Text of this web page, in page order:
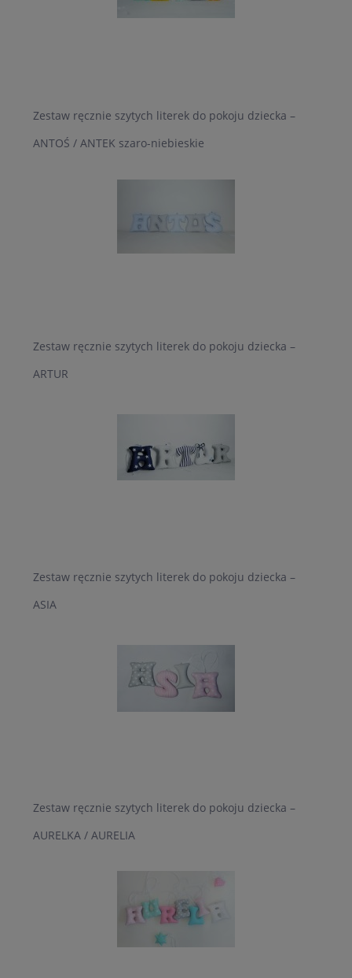
Zestaw ręcznie szytych literek do pokoju dziecka –
ANTOŚ / ANTEK szaro-niebieskie
Zestaw ręcznie szytych literek do pokoju dziecka –
ARTUR
Zestaw ręcznie szytych literek do pokoju dziecka –
ASIA
Zestaw ręcznie szytych literek do pokoju dziecka –
AURELKA / AURELIA